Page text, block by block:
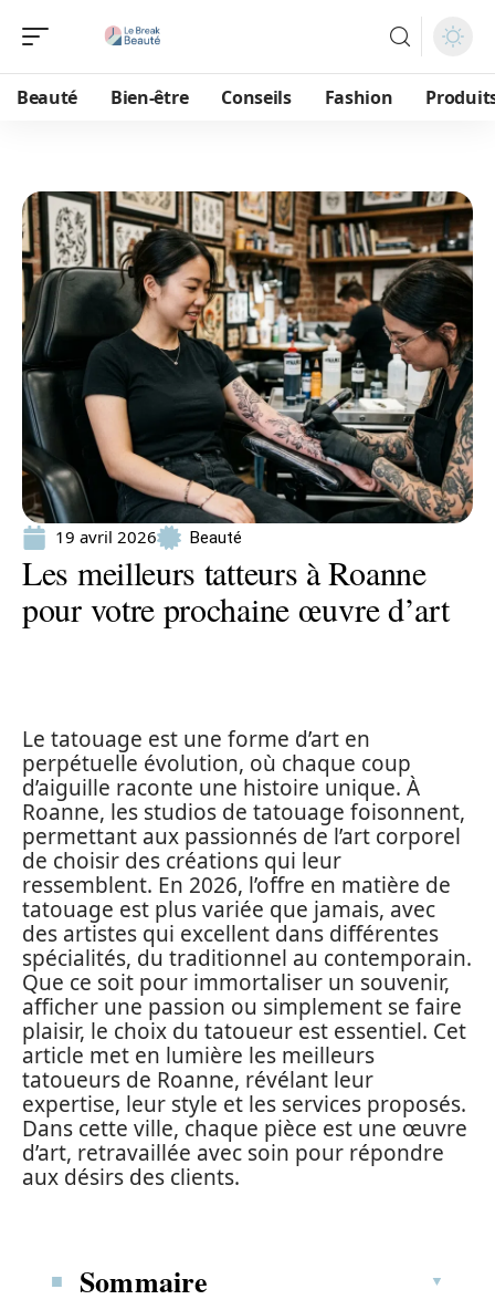
Beauté Bien-être Conseils Fashion
19 avril 2026 Beauté
Les meilleurs tatteurs à Roanne
pour votre prochaine œuvre d’art
Le tatouage est une forme d’art en
perpétuelle évolution, où chaque coup
d’aiguille raconte une histoire unique. À
Roanne, les studios de tatouage foisonnent,
permettant aux passionnés de l’art corporel
de choisir des créations qui leur
ressemblent. En 2026, l’offre en matière de
tatouage est plus variée que jamais, avec
des artistes qui excellent dans différentes
spécialités, du traditionnel au contemporain.
Que ce soit pour immortaliser un souvenir,
afficher une passion ou simplement se faire
plaisir, le choix du tatoueur est essentiel. Cet
article met en lumière les meilleurs
tatoueurs de Roanne, révélant leur
expertise, leur style et les services proposés.
Dans cette ville, chaque pièce est une œuvre
d’art, retravaillée avec soin pour répondre
aux désirs des clients.
Sommaire